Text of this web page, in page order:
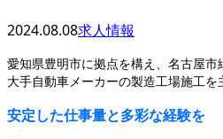
2024.08.08求人情報
愛知県豊明市に拠点を構え、名古屋
大手自動車メーカーの製造工場施工
安定した仕事量と多彩な経験を